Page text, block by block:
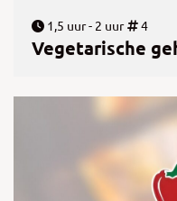
1,5 uur - 2 uur 4
Vegetarische